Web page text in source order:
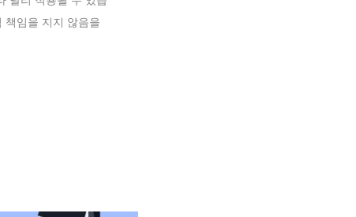
책임을 지지 않음을